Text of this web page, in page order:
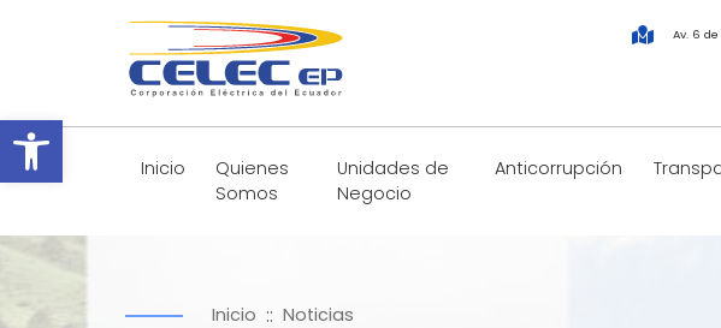
Abrir barra de herramientas
Av. 6
Inicio
Quienes
Somos
Unidades de
Negocio
Anticorrupción
Inicio :: Noticias